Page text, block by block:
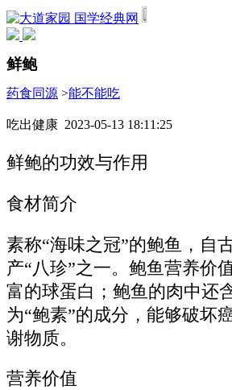
国学经典网
鲜鲍
药食同源 >能不能吃
吃出健康 2023-05-13 18:11:25
鲜鲍的功效与作用
食材简介
素称“海味之冠”的鲍鱼，自
产“八珍”之一。鲍鱼营养价
富的球蛋白；鲍鱼的肉中还
为“鲍素”的成分，能够破坏
谢物质。
营养价值